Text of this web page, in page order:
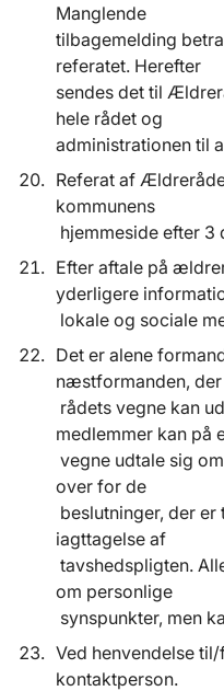
Manglende
tilbagemelding
referatet. Herefter
sendes det til
hele rådet og
administrationen til
Referat af
kommunens
hjemmeside efter 3
Efter aftale på
yderligere
lokale og sociale
Det er alene
næstformanden, der
rådets vegne kan
medlemmer kan på
vegne udtale sig
over for de
beslutninger, der
iagttagelse af
tavshedspligten.
om personlige
synspunkter, men
Ved henvendelse
kontaktperson.